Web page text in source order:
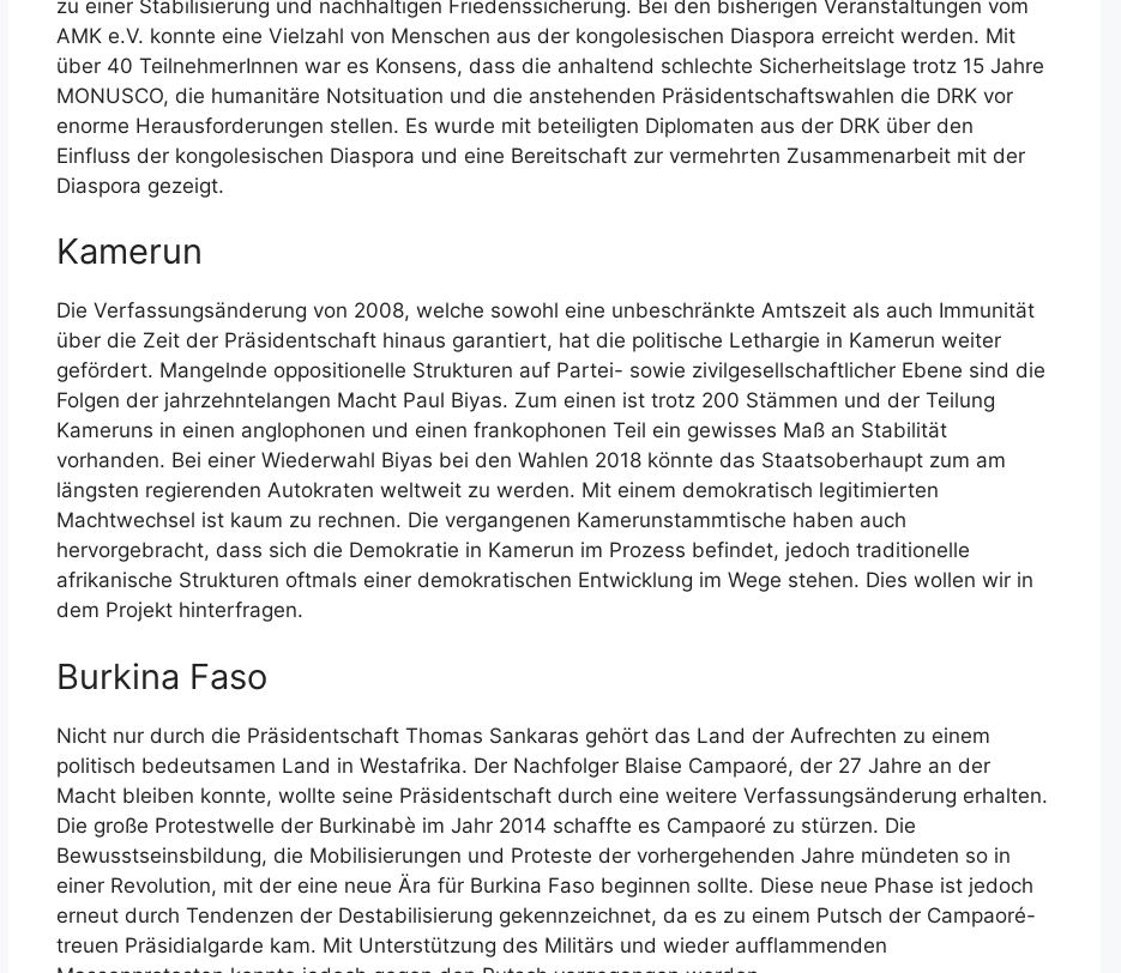
zu einer Stabilisierung und nachhaltigen Friedenssicherung. Bei den bisherigen Veranstaltungen vom
AMK e.V. konnte eine Vielzahl von Menschen aus der kongolesischen Diaspora erreicht werden. Mit
über 40 TeilnehmerInnen war es Konsens, dass die anhaltend schlechte Sicherheitslage trotz 15 Jahre
MONUSCO, die humanitäre Notsituation und die anstehenden Präsidentschaftswahlen die DRK vor
enorme Herausforderungen stellen. Es wurde mit beteiligten Diplomaten aus der DRK über den
Einfluss der kongolesischen Diaspora und eine Bereitschaft zur vermehrten Zusammenarbeit mit der
Diaspora gezeigt.
Kamerun
Die Verfassungsänderung von 2008, welche sowohl eine unbeschränkte Amtszeit als auch Immunität
über die Zeit der Präsidentschaft hinaus garantiert, hat die politische Lethargie in Kamerun weiter
gefördert. Mangelnde oppositionelle Strukturen auf Partei- sowie zivilgesellschaftlicher Ebene sind die
Folgen der jahrzehntelangen Macht Paul Biyas. Zum einen ist trotz 200 Stämmen und der Teilung
Kameruns in einen anglophonen und einen frankophonen Teil ein gewisses Maß an Stabilität
vorhanden. Bei einer Wiederwahl Biyas bei den Wahlen 2018 könnte das Staatsoberhaupt zum am
längsten regierenden Autokraten weltweit zu werden. Mit einem demokratisch legitimierten
Machtwechsel ist kaum zu rechnen. Die vergangenen Kamerunstammtische haben auch
hervorgebracht, dass sich die Demokratie in Kamerun im Prozess befindet, jedoch traditionelle
afrikanische Strukturen oftmals einer demokratischen Entwicklung im Wege stehen. Dies wollen wir in
dem Projekt hinterfragen.
Burkina Faso
Nicht nur durch die Präsidentschaft Thomas Sankaras gehört das Land der Aufrechten zu einem
politisch bedeutsamen Land in Westafrika. Der Nachfolger Blaise Campaoré, der 27 Jahre an der
Macht bleiben konnte, wollte seine Präsidentschaft durch eine weitere Verfassungsänderung erhalten.
Die große Protestwelle der Burkinabè im Jahr 2014 schaffte es Campaoré zu stürzen. Die
Bewusstseinsbildung, die Mobilisierungen und Proteste der vorhergehenden Jahre mündeten so in
einer Revolution, mit der eine neue Ära für Burkina Faso beginnen sollte. Diese neue Phase ist jedoch
erneut durch Tendenzen der Destabilisierung gekennzeichnet, da es zu einem Putsch der Campaoré-
treuen Präsidialgarde kam. Mit Unterstützung des Militärs und wieder aufflammenden